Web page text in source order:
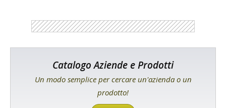
Catalogo Aziende e Prodotti
Un modo semplice per cercare un'azienda o un
prodotto!